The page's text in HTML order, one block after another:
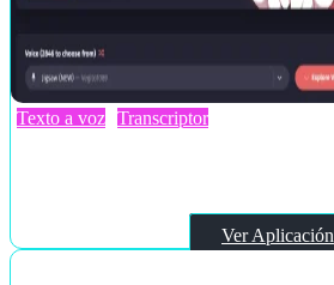
Texto a voz Transcriptor
Ver Aplicación